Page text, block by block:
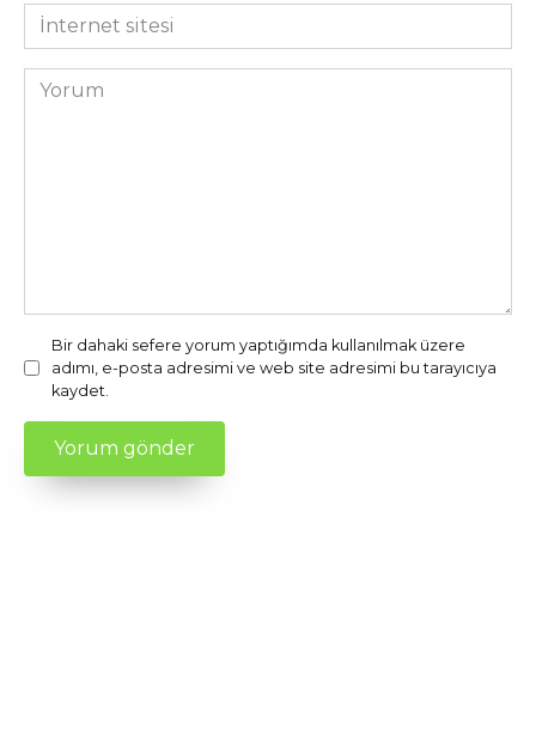
*İnternet
sitesi
Yorum
Bir dahaki sefere yorum yaptığımda kullanılmak üzere
adımı, e-posta adresimi ve web site adresimi bu tarayıcıya
kaydet.